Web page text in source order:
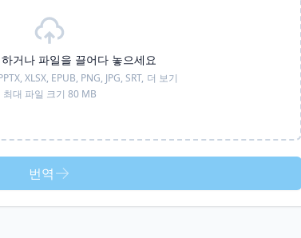
거나 파일을 끌어다 놓으세요
XLSX, EPUB, PNG, JPG, SRT, 더 보기
최대 파일 크기 80 MB
번역